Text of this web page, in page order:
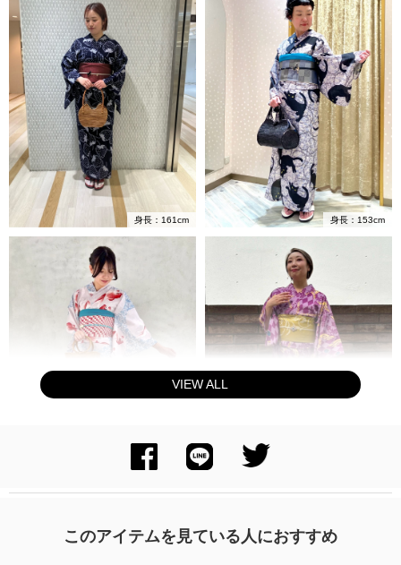
身長：161cm 身長：153cm
VIEW ALL
このアイテムを見ている人におすすめ